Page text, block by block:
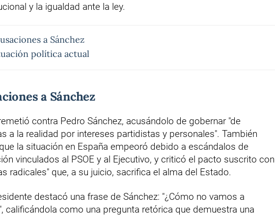
y la igualdad ante la ley.
a Sánchez
política actual
a Sánchez
contra Pedro Sánchez, acusándolo de gobernar "de
a la realidad por intereses partidistas y personales". También
la situación en España empeoró debido a escándalos de
vinculados al PSOE y al Ejecutivo, y criticó el pacto suscrito con
radicales" que, a su juicio, sacrifica el alma del Estado.
destacó una frase de Sánchez: "¿Cómo no vamos a
calificándola como una pregunta retórica que demuestra una